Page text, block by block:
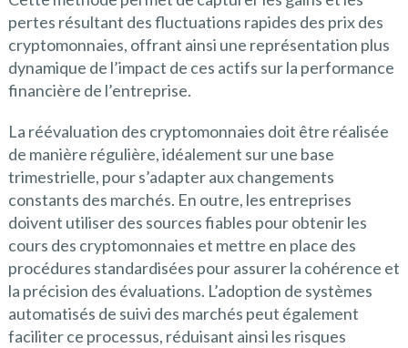
pertes résultant des fluctuations rapides des prix des
cryptomonnaies, offrant ainsi une représentation plus
dynamique de l’impact de ces actifs sur la performance
financière de l’entreprise.
La réévaluation des cryptomonnaies doit être réalisée
de manière régulière, idéalement sur une base
trimestrielle, pour s’adapter aux changements
constants des marchés. En outre, les entreprises
doivent utiliser des sources fiables pour obtenir les
cours des cryptomonnaies et mettre en place des
procédures standardisées pour assurer la cohérence et
la précision des évaluations. L’adoption de systèmes
automatisés de suivi des marchés peut également
faciliter ce processus, réduisant ainsi les risques